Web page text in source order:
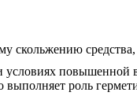
скольжению
условиях
роль